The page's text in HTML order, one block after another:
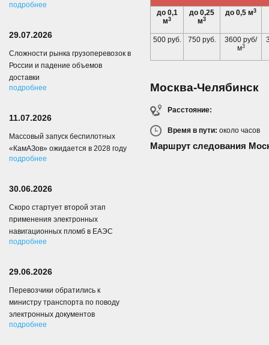
до 0,1
м3
до 0,25
м3
до 0,5 м3
500 руб. 750 руб.
3600 руб/
м3
Москва-Челябинск
Расстояние:
Время в пути: около часов
Маршрут следования
подробнее
29.07.2026
Сложности рынка грузоперевозок в
России и падение объемов
доставки
подробнее
11.07.2026
Массовый запуск беспилотных
«КамАЗов» ожидается в 2028 году
подробнее
30.06.2026
Скоро стартует второй этап
применения электронных
навигационных пломб в ЕАЭС
подробнее
29.06.2026
Перевозчики обратились к
министру транспорта по поводу
электронных документов
подробнее